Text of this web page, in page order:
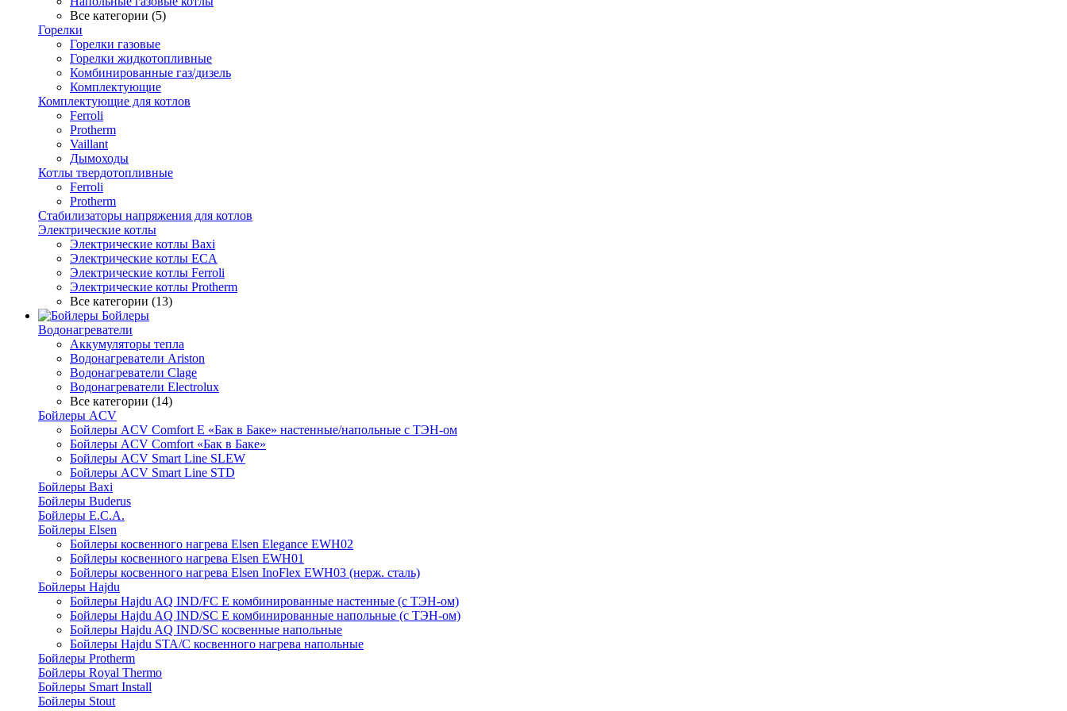
Все категории (5)
Горелки
Горелки газовые
Горелки жидкотопливные
Комбинированные газ/дизель
Комплектующие
Комплектующие для котлов
Ferroli
Protherm
Vaillant
Дымоходы
Котлы твердотопливные
Ferroli
Protherm
Стабилизаторы напряжения для котлов
Электрические котлы
Электрические котлы Baxi
Электрические котлы ECA
Электрические котлы Ferroli
Электрические котлы Protherm
Все категории (13)
Бойлеры
Водонагреватели
Аккумуляторы тепла
Водонагреватели Ariston
Водонагреватели Clage
Водонагреватели Electrolux
Все категории (14)
Бойлеры ACV
Бойлеры ACV Comfort E «Бак в Баке» настенные/напольные c ТЭН-ом
Бойлеры ACV Comfort «Бак в Баке»
Бойлеры ACV Smart Line SLEW
Бойлеры ACV Smart Line STD
Бойлеры Baxi
Бойлеры Buderus
Бойлеры E.C.A.
Бойлеры Elsen
Бойлеры косвенного нагрева Elsen Elegance EWH02
Бойлеры косвенного нагрева Elsen EWH01
Бойлеры косвенного нагрева Elsen InoFlex EWH03 (нерж. сталь)
Бойлеры Hajdu
Бойлеры Hajdu AQ IND/FC E комбинированные настенные (с ТЭН-ом)
Бойлеры Hajdu AQ IND/SC E комбинированные напольные (с ТЭН-ом)
Бойлеры Hajdu AQ IND/SC косвенные напольные
Бойлеры Hajdu STA/C косвенного нагрева напольные
Бойлеры Protherm
Бойлеры Royal Thermo
Бойлеры Smart Install
Бойлеры Stout